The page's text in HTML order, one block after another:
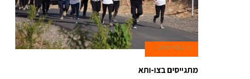
16 במאי 2018
מתגייסים בצו-ותא